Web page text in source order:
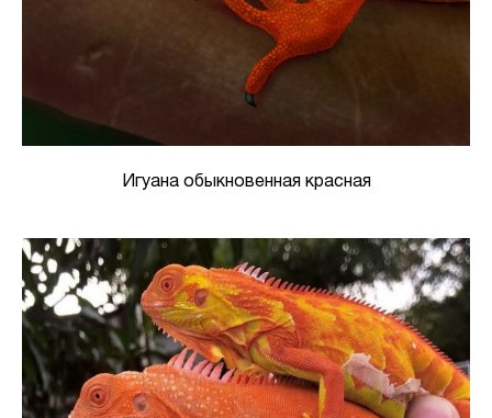
Игуана обыкновенная красная